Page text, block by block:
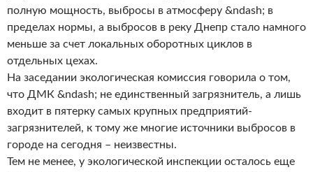
полную мощность, выбросы в атмосферу &ndash; в
пределах нормы, а выбросов в реку Днепр стало намного
меньше за счет локальных оборотных циклов в
отдельных цехах.
На заседании экологическая комиссия говорила о том,
что ДМК &ndash; не единственный загрязнитель, а лишь
входит в пятерку самых крупных предприятий-
загрязнителей, к тому же многие источники выбросов в
городе на сегодня – неизвестны.
Тем не менее, у экологической инспекции осталось еще